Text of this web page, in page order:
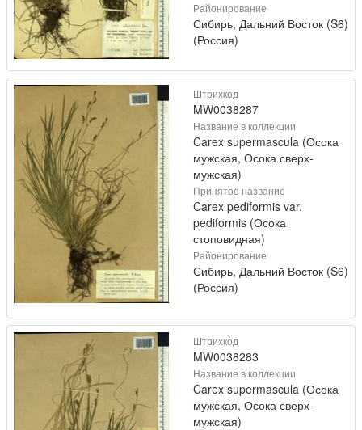
Районирование
Сибирь, Дальний Восток (S6)
(Россия)
Штрихкод
MW0038287
Название в коллекции
Carex supermascula (Осока
мужская, Осока сверх-
мужская)
Принятое название
Carex pediformis var.
pediformis (Осока
стоповидная)
Районирование
Сибирь, Дальний Восток (S6)
(Россия)
Штрихкод
MW0038283
Название в коллекции
Carex supermascula (Осока
мужская, Осока сверх-
мужская)